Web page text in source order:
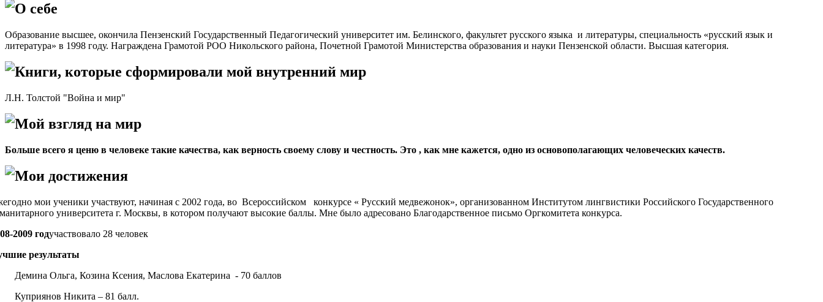
О себе
Образование высшее, окончила Пензенский Государственный Педагогический университет им. Белинского, факультет русского языка и литературы, специальность «русский язык и
литература» в 1998 году. Награждена Грамотой РОО Никольского района, Почетной Грамотой Министерства образования и науки Пензенской области. Высшая категория.
Книги, которые сформировали мой внутренний мир
Л.Н. Толстой "Война и мир"
Мой взгляд на мир
Больше всего я ценю в человеке такие качества, как верность своему слову и честность. Это , как мне кажется, одно из основополагающих человеческих качеств.
Мои достижения
мои ученики участвуют, начиная с 2002 года, во Всероссийском конкурсе « Русский медвежонок», организованном Институтом лингвистики Российского Государственного
университета г. Москвы, в котором получают высокие баллы. Мне было адресовано Благодарственное письмо Оргкомитета конкурса.
2009 годучаствовало 28 человек
результаты
Ольга, Козина Ксения, Маслова Екатерина - 70 баллов
Никита – 81 балл.